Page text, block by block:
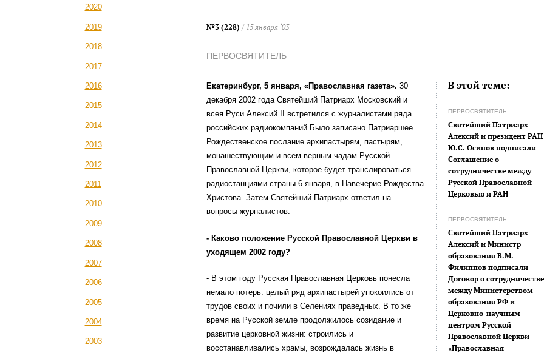
2020
2019
2018
2017
2016
2015
2014
2013
2012
2011
2010
2009
2008
2007
2006
2005
2004
2003
№3 (228) / 15 января ‘03
ПЕРВОСВЯТИТЕЛЬ
В этой теме:
ПЕРВОСВЯТИТЕЛЬ
Святейший Патриарх
Алексий и президент РАН
Ю.С. Осипов подписали
Соглашение о
сотрудничестве между
Русской Православной
Церковью и РАН
ПЕРВОСВЯТИТЕЛЬ
Святейший Патриарх
Алексий и Министр
образования В.М.
Филиппов подписали
Договор о сотрудничестве
между Министерством
образования РФ и
Церковно-научным
центром Русской
Православной Церкви
«Православная
Екатеринбург, 5 января, «Православная газета». 30
декабря 2002 года Святейший Патриарх Московский и
всея Руси Алексий II встретился с журналистами ряда
российских радиокомпаний.Было записано Патриаршее
Рождественское послание архипастырям, пастырям,
монашествующим и всем верным чадам Русской
Православной Церкви, которое будет транслироваться
радиостанциями страны 6 января, в Навечерие Рождества
Христова. Затем Святейший Патриарх ответил на
вопросы журналистов.
- Каково положение Русской Православной Церкви в
уходящем 2002 году?
- В этом году Русская Православная Церковь понесла
немало потерь: целый ряд архипастырей упокоились от
трудов своих и почили в Селениях праведных. В то же
время на Русской земле продолжилось созидание и
развитие церковной жизни: строились и
восстанавливались храмы, возрождалась жизнь в